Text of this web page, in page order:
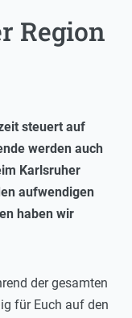
Region
steuert auf
werden auch
Karlsruher
aufwendigen
haben wir
der gesamten
für Euch auf den